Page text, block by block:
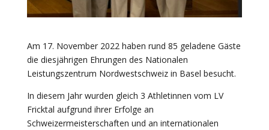
Am 17. November 2022 haben rund 85 geladene Gäste
die diesjährigen Ehrungen des Nationalen
Leistungszentrum Nordwestschweiz in Basel besucht.
In diesem Jahr wurden gleich 3 Athletinnen vom LV
Fricktal aufgrund ihrer Erfolge an
Schweizermeisterschaften und an internationalen